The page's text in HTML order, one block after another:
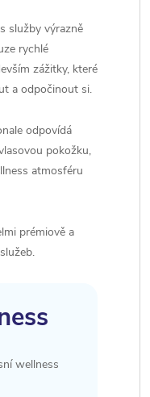
služby výrazně
rychlé
zážitky, které
a odpočinout si.
odpovídá
pokožku,
atmosféru
prémiově a
wellness